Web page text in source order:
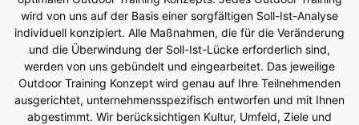
wird von uns auf der Basis einer sorgfältigen Soll-Ist-Analyse
individuell konzipiert. Alle Maßnahmen, die für die Veränderung
und die Überwindung der Soll-Ist-Lücke erforderlich sind,
werden von uns gebündelt und eingearbeitet. Das jeweilige
Outdoor Training Konzept wird genau auf Ihre Teilnehmenden
ausgerichtet, unternehmensspezifisch entworfen und mit Ihnen
abgestimmt. Wir berücksichtigen Kultur, Umfeld, Ziele und